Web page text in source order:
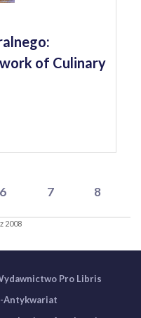
of Culinary
6 7 8
2008
Pro Libris
Antykwariat